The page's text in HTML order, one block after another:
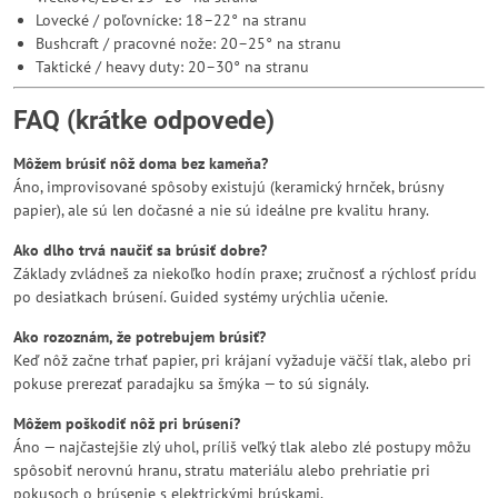
Lovecké / poľovnícke: 18–22° na stranu
Bushcraft / pracovné nože: 20–25° na stranu
Taktické / heavy duty: 20–30° na stranu
FAQ (krátke odpovede)
Môžem brúsiť nôž doma bez kameňa?
Áno, improvisované spôsoby existujú (keramický hrnček, brúsny
papier), ale sú len dočasné a nie sú ideálne pre kvalitu hrany.
Ako dlho trvá naučiť sa brúsiť dobre?
Základy zvládneš za niekoľko hodín praxe; zručnosť a rýchlosť prídu
po desiatkach brúsení. Guided systémy urýchlia učenie.
Ako rozoznám, že potrebujem brúsiť?
Keď nôž začne trhať papier, pri krájaní vyžaduje väčší tlak, alebo pri
pokuse prerezať paradajku sa šmýka — to sú signály.
Môžem poškodiť nôž pri brúsení?
Áno — najčastejšie zlý uhol, príliš veľký tlak alebo zlé postupy môžu
spôsobiť nerovnú hranu, stratu materiálu alebo prehriatie pri
pokusoch o brúsenie s elektrickými brúskami.